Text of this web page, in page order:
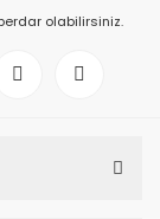
olabilirsiniz.